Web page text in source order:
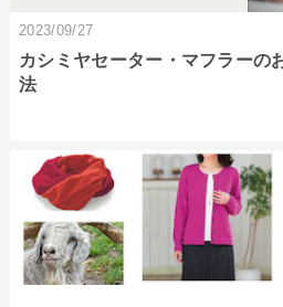
2023/09/27
カシミヤセーター・マフラーの
法